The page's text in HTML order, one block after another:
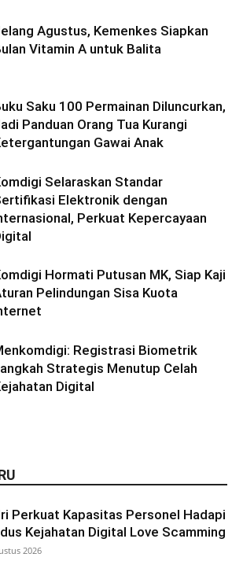
Agustus, Kemenkes Siapkan
Vitamin A untuk Balita
Saku 100 Permainan Diluncurkan,
Panduan Orang Tua Kurangi
Gawai Anak
Selaraskan Standar
Elektronik dengan
Perkuat Kepercayaan
Hormati Putusan MK, Siap Kaji
Pelindungan Sisa Kuota
Registrasi Biometrik
Strategis Menutup Celah
Digital
Perkuat Kapasitas Personel Hadapi
Kejahatan Digital Love Scamming
2026